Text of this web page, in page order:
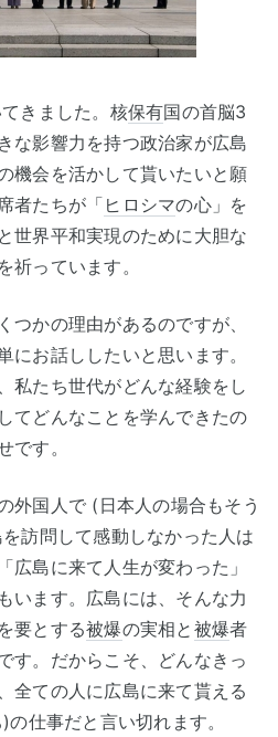
きました。核保有国の首脳3
な影響力を持つ政治家が広島
機会を活かして貰いたいと願
者たちが「 ヒロシマの心」を
世界平和実現のために大胆な
祈っています。
つかの理由があるのですが、
にお話ししたいと思います。
私たち世代がどんな経験をし
てどんなことを学んできたの
です。
外国人で ( 日本人の場合もそう
訪問して感動しなかった人は
広島に来て人生が変わった」
います。広島には、そんな力
要とする被爆の実相と 被爆者
す。だからこそ、どんなきっ
全ての人に広島に来て貰える
)の仕事だと言い切れます。